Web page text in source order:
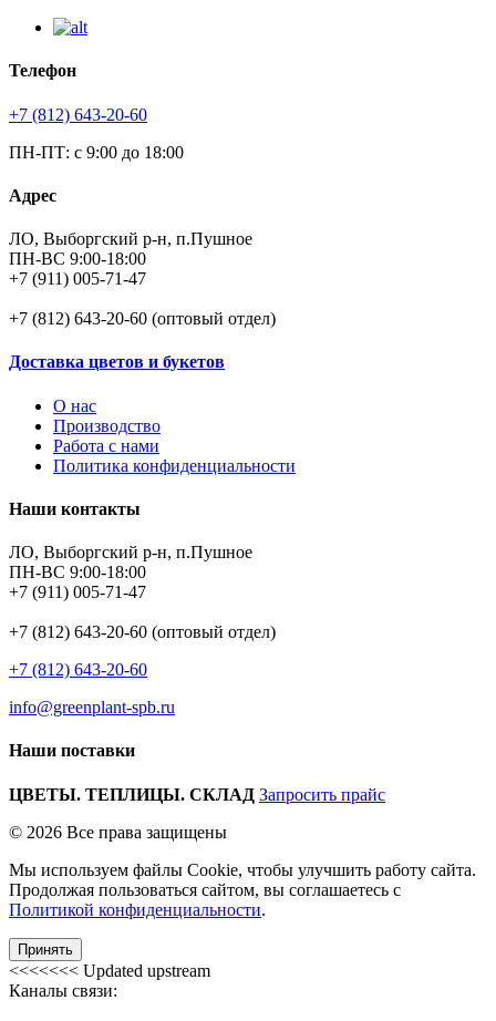
Телефон
+7 (812) 643-20-60
ПН-ПТ: с 9:00 до 18:00
Адрес
ЛО, Выборгский р-н, п.Пушное
ПН-ВС 9:00-18:00
+7 (911) 005-71-47
+7 (812) 643-20-60 (оптовый отдел)
Доставка цветов и букетов
О нас
Производство
Работа с нами
Политика конфиденциальности
Наши контакты
ЛО, Выборгский р-н, п.Пушное
ПН-ВС 9:00-18:00
+7 (911) 005-71-47
+7 (812) 643-20-60 (оптовый отдел)
+7 (812) 643-20-60
info@greenplant-spb.ru
Наши поставки
ЦВЕТЫ. ТЕПЛИЦЫ. СКЛАД Запросить прайс
© 2026 Все права защищены
Мы используем файлы Cookie, чтобы улучшить работу сайта.
Продолжая пользоваться сайтом, вы соглашаетесь с
Политикой конфиденциальности.
Принять
<<<<<<< Updated upstream
Каналы связи: